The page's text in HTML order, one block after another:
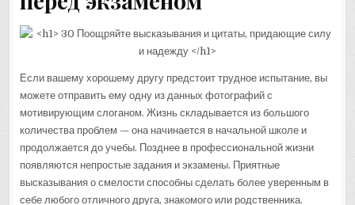
Если вашему хорошему другу предстоит трудное испытание, вы
можете отправить ему одну из данных фотографий с
мотивирующим слоганом. Жизнь складывается из большого
количества проблем — она начинается в начальной школе и
продолжается до учебы. Позднее в профессиональной жизни
появляются непростые задания и экзамены. Приятные
высказывания о смелости способны сделать более уверенным в
себе любого отличного друга, знакомого или родственника.